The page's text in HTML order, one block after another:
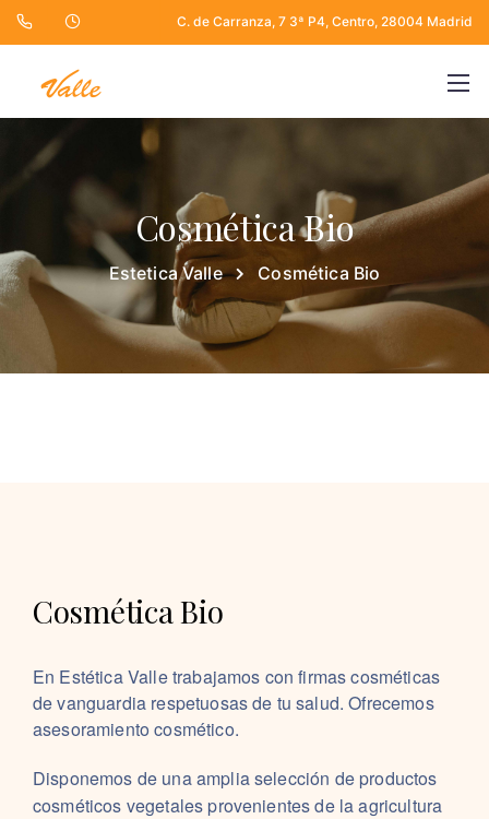
C. de Carranza, 7 3ª P4, Centro, 28004 Madrid
Cosmética Bio
Estetica Valle Cosmética Bio
Cosmética Bio
En Estética Valle trabajamos con firmas cosméticas
de vanguardia respetuosas de tu salud. Ofrecemos
asesoramiento cosmético.
Disponemos de una amplia selección de productos
cosméticos vegetales provenientes de la agricultura